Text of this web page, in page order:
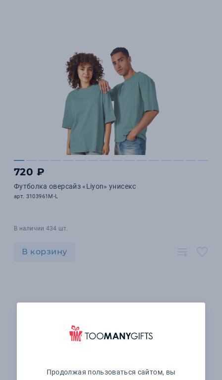
720 ₽
Футболка оверсайз «Liyon» унисекс
арт. 3103961M-L
В наличии 434 шт.
В корзину
Продолжая пользоваться сайтом, вы